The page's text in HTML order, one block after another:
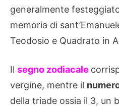
generalmente
memoria di
Teodosio e Quadrato in
Il segno zodiacale
vergine, mentre il
della triade ossia il 3, un